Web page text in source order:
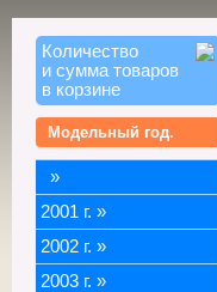
Ford
Tribute Ford
Количество
и сумма товаров
в корзине
Модельный год.
»
2001 г. »
2002 г. »
2003 г. »